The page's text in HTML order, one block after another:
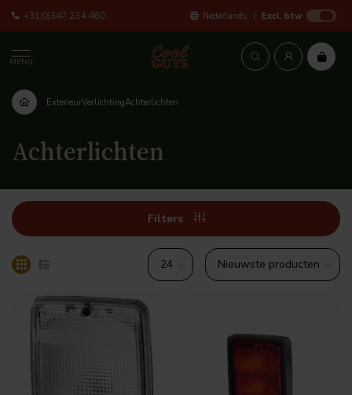
+31(0)347 234 460 Nederlands Excl. btw
MENU
ExterieurVerlichtingAchterlichten
Achterlichten
Filters